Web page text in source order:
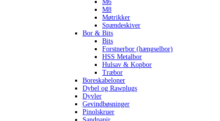
M6
M8
Møtrikker
Spændeskiver
Bor & Bits
Bits
Forstnerbor (hængselbor)
HSS Metalbor
Hulsav & Kopbor
Træbor
Boreskabeloner
Dybel og Rawplugs
Dyvler
Gevindbøsninger
Pinolskruer